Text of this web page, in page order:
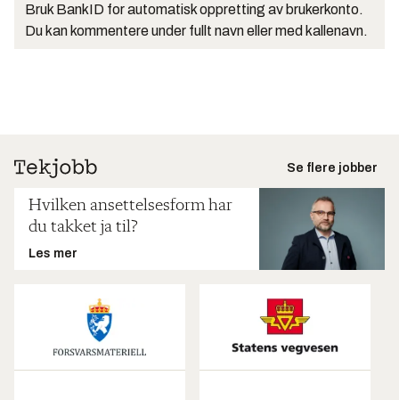
Bruk BankID for automatisk oppretting av brukerkonto.
Du kan kommentere under fullt navn eller med kallenavn.
Se flere jobber
Hvilken ansettelsesform har
du takket ja til?
Les mer